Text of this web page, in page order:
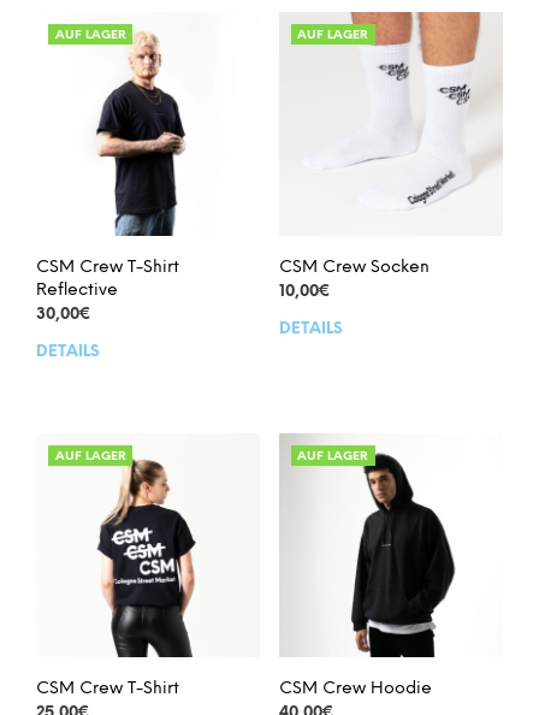
AUF LAGER
CSM Crew T-Shirt
Reflective
30,00€
DETAILS
mehrere
Varianten
Produktseite
gewählt
werden
AUF LAGER
CSM Crew Socken
10,00€
DETAILS
AUF LAGER
CSM Crew T-Shirt
AUF LAGER
CSM Crew Hoodie